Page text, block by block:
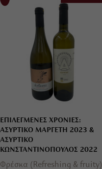
ΕΠΙΛΕΓΜΕΝΕΣ ΧΡΟΝΙΕΣ:
ΑΣΥΡΤΙΚΟ ΜΑΡΓΕΤΗ 2023 &
ΑΣΥΡΤΙΚΟ
ΚΩΝΣΤΑΝΤΙΝΟΠΟΥΛΟΣ 2022
Φρέσκα (Refreshing & fruity)